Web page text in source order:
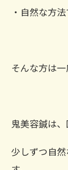
・自然な方
そんな方は一
鬼美容鍼は
少しずつ自